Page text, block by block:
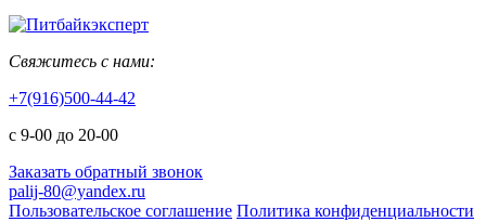
Свяжитесь с нами:
+7(916)500-44-42
с 9-00 до 20-00
Заказать обратный звонок
palij-80@yandex.ru
Пользовательское соглашение Политика конфиденциальности